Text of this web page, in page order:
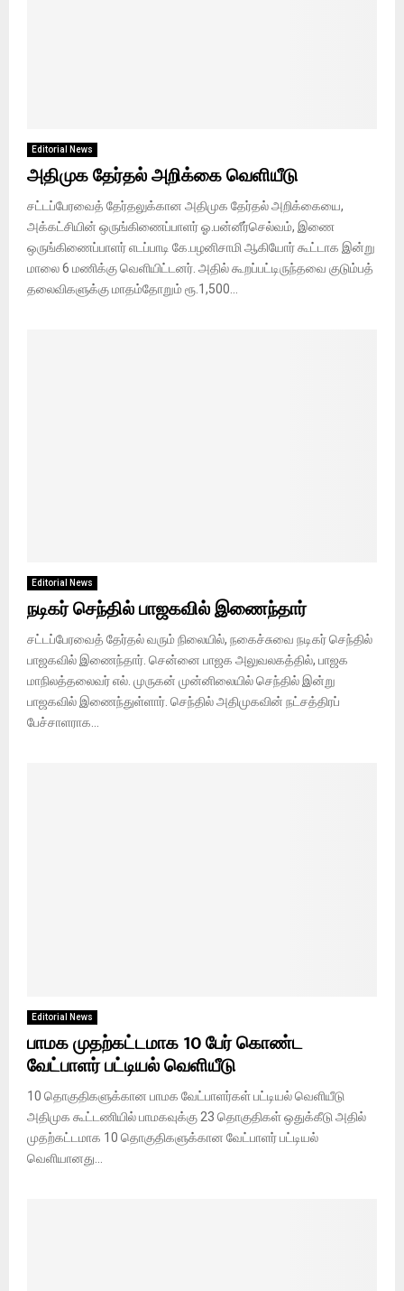
Editorial News
அதிமுக தேர்தல் அறிக்கை வெளியீடு
சட்டப்பேரவைத் தேர்தலுக்கான அதிமுக தேர்தல் அறிக்கையை,
அக்கட்சியின் ஒருங்கிணைப்பாளர் ஓ.பன்னீர்செல்வம், இணை
ஒருங்கிணைப்பாளர் எடப்பாடி கே.பழனிசாமி ஆகியோர் கூட்டாக இன்று
மாலை 6 மணிக்கு வெளியிட்டனர். அதில் கூறப்பட்டிருந்தவை குடும்பத்
தலைவிகளுக்கு மாதம்தோறும் ரூ.1,500...
Editorial News
நடிகர் செந்தில் பாஜகவில் இணைந்தார்
சட்டப்பேரவைத் தேர்தல் வரும் நிலையில், நகைச்சுவை நடிகர் செந்தில்
பாஜகவில் இணைந்தார். சென்னை பாஜக அலுவலகத்தில், பாஜக
மாநிலத்தலைவர் எல். முருகன் முன்னிலையில் செந்தில் இன்று
பாஜகவில் இணைந்துள்ளார். செந்தில் அதிமுகவின் நட்சத்திரப்
பேச்சாளராக...
Editorial News
பாமக முதற்கட்டமாக 10 பேர் கொண்ட
வேட்பாளர் பட்டியல் வெளியீடு
10 தொகுதிகளுக்கான பாமக வேட்பாளர்கள் பட்டியல் வெளியீடு
அதிமுக கூட்டணியில் பாமகவுக்கு 23 தொகுதிகள் ஒதுக்கீடு அதில்
முதற்கட்டமாக 10 தொகுதிகளுக்கான வேட்பாளர் பட்டியல்
வெளியானது...